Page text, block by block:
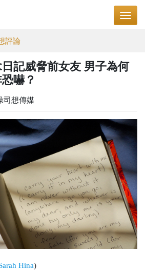
評論
日記威脅前女友 男子為何
嚇？
司想傳媒
Hina)